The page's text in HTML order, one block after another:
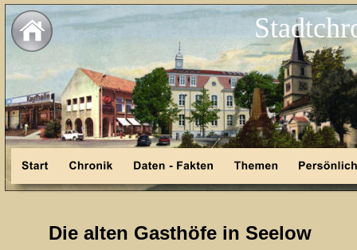
Die alten Gasthöfe in Seelow